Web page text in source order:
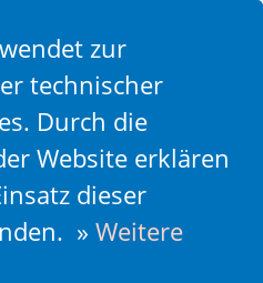
zur
technischer
Durch die
Website erklären
dieser
» Weitere